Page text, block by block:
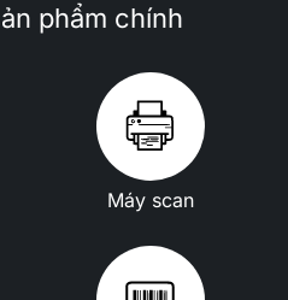
phẩm chính
Máy scan